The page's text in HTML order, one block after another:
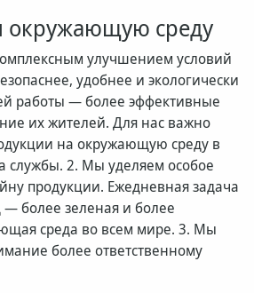
среду
улучшением условий
удобнее и экологически
работы — более эффективные
их жителей. Для нас важно
на окружающую среду в
службы. 2. Мы уделяем особое
продукции. Ежедневная задача
более зеленая и более
среда во всем мире. 3. Мы
более ответственному